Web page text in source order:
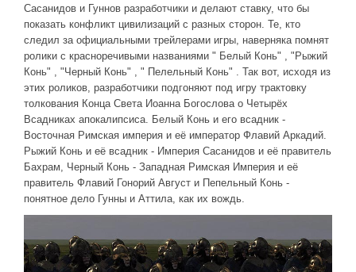
Сасанидов и Гуннов разработчики и делают ставку, что бы
показать конфликт цивилизаций с разных сторон. Те, кто
следил за официальными трейлерами игры, наверняка помнят
ролики с красноречивыми названиями " Белый Конь" , "Рыжий
Конь" , "Черный Конь" , " Пелельный Конь" . Так вот, исходя из
этих роликов, разработчики подгоняют под игру трактовку
толкования Конца Света Иоанна Богослова о Четырёх
Всадниках апокалипсиса. Белый Конь и его всадник -
Восточная Римская империя и её император Флавий Аркадий.
Рыжий Конь и её всадник - Империя Сасанидов и её правитель
Бахрам, Черный Конь - Западная Римская Империя и её
правитель Флавий Гонорий Август и Пепельный Конь -
понятное дело Гунны и Аттила, как их вождь.